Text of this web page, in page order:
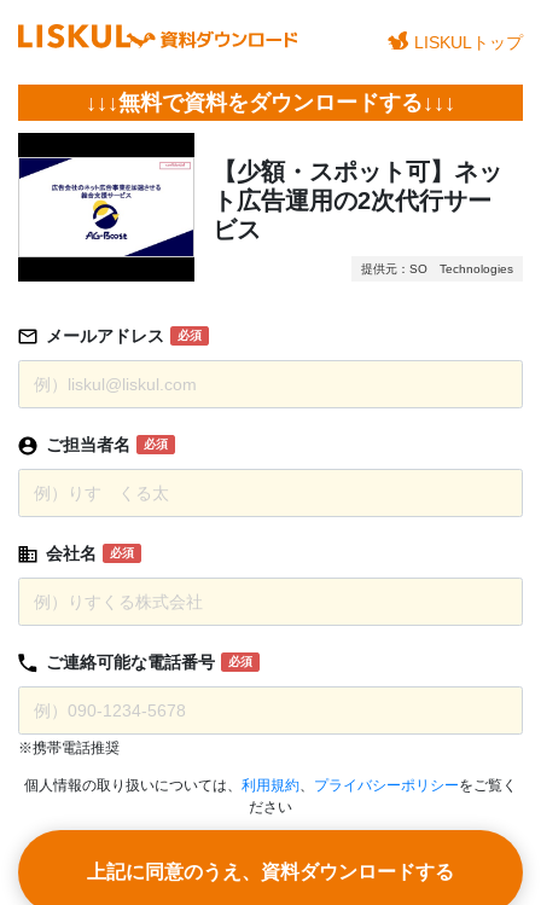
LISKULトップ
↓↓↓無料で資料をダウンロードする↓↓↓
【少額・スポット可】ネッ
ト広告運用の2次代行サー
ビス
提供元：SO Technologies
メールアドレス 必須
ご担当者名 必須
会社名 必須
ご連絡可能な電話番号 必須
※携帯電話推奨
個人情報の取り扱いについては、 利用規約、 プライバシーポリシーをご覧く
ださい
上記に同意のうえ、資料ダウンロードする